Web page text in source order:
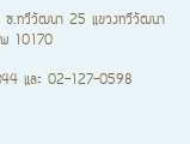
ซ.ทวีวัฒนา 25 แขวงทวีวัฒนา
พ 10170
และ 02-127-0598